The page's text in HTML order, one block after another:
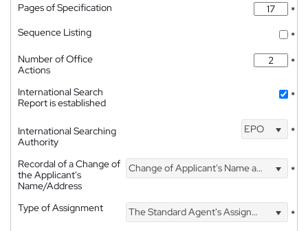
Pages of Specification
*
Sequence Listing
*
Number of Office
Actions
*
International Search
Report is established
*
International Searching
Authority
EPO *
Recordal of a Change of
the Applicant's
Name/Address
Change of Applicant's Name and Address *
Type of Assignment The Standard Agent's Assignment
*